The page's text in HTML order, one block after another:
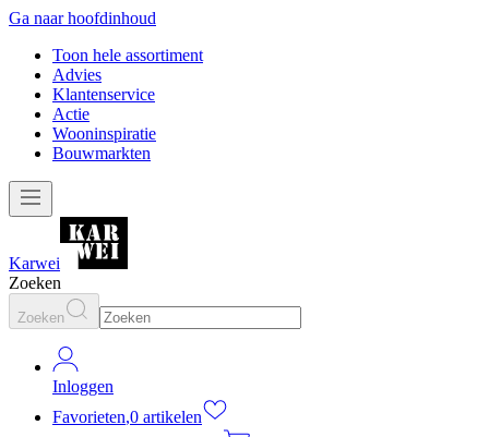
Ga naar hoofdinhoud
Toon hele assortiment
Advies
Klantenservice
Actie
Wooninspiratie
Bouwmarkten
Karwei
Zoeken
Zoeken
Inloggen
Favorieten,0 artikelen